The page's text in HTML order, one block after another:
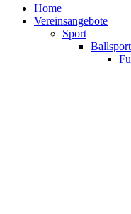
Home
Vereinsangebote
Sport
Ballsport